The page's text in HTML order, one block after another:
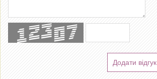
Додати відгук